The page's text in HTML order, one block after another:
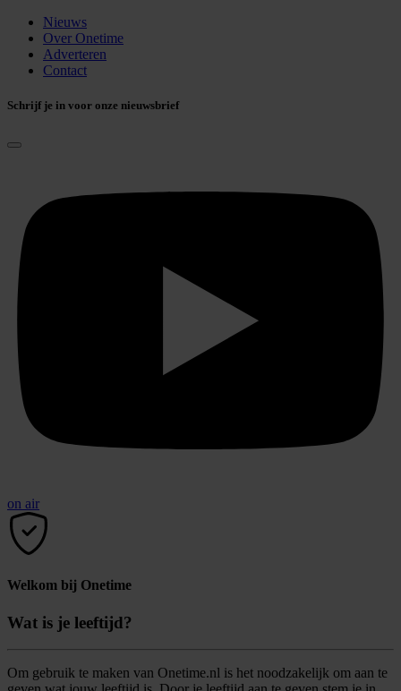
Nieuws
Over Onetime
Adverteren
Contact
Schrijf je in voor onze nieuwsbrief
on air
Welkom bij Onetime
Wat is je leeftijd?
Om gebruik te maken van Onetime.nl is het noodzakelijk om aan te